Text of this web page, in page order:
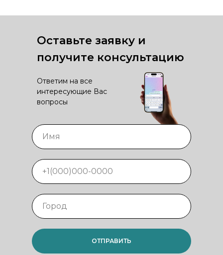
ОТПРАВИТЬ
Оставьте заявку и
получите консультацию
Ответим на все
интересующие Вас
вопросы